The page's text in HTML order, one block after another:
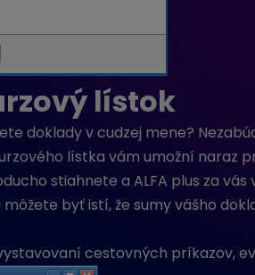
lístok
doklady v cudzej mene?
lístka vám umožní naraz
stiahnete a ALFA plus za
byť istí, že sumy vášho
cestovných príkazov,